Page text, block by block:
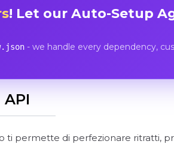
! Let our Auto-Setup
- we handle every dependency,
API
ti permette di perfezionare ritratti,